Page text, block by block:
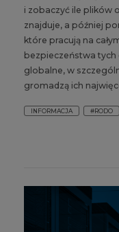
i zobaczyć ile plików
znajduje, a później
które pracują na
bezpieczeństwa
globalne, w
gromadzą ich
INFORMACJA #RODO